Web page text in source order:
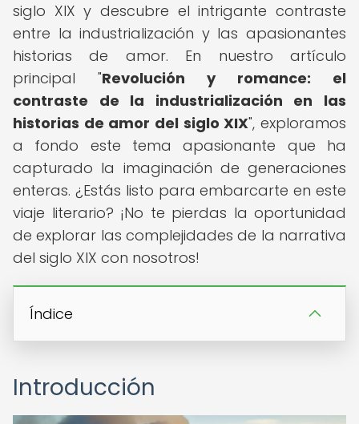
siglo XIX y descubre el intrigante contraste
entre la industrialización y las apasionantes
historias de amor. En nuestro artículo
principal "Revolución y romance: el
contraste de la industrialización en las
historias de amor del siglo XIX", exploramos
a fondo este tema apasionante que ha
capturado la imaginación de generaciones
enteras. ¿Estás listo para embarcarte en este
viaje literario? ¡No te pierdas la oportunidad
de explorar las complejidades de la narrativa
del siglo XIX con nosotros!
Índice
Introducción